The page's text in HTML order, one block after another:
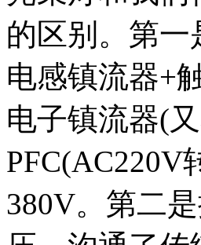
的区别。第
电感镇流器+
电子镇流器(
PFC(AC220V
380V。第二